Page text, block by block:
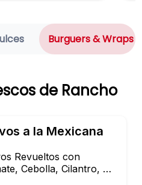
Burguers & Wraps
de Rancho
a la Mexicana
Revueltos con
Cebolla, Cilantro,